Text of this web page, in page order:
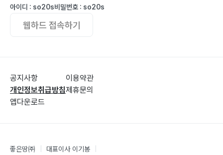
아이디 : so20s비밀번호 : so20s
웹하드 접속하기
공지사항
개인정보취급방침
앱다운로드
이용약관
제휴문의
좋은땅㈜ 대표이사 이기봉